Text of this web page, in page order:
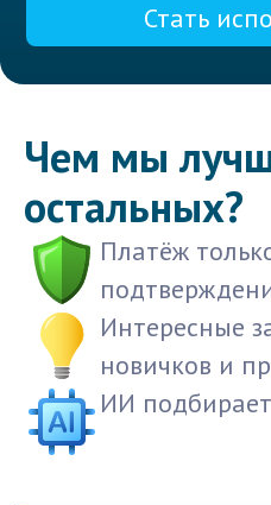
Стать
Чем мы
остальных?
Платёж
Интересные
новичков и
ИИ